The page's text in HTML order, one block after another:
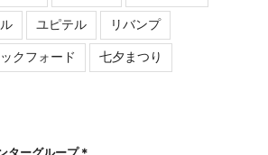
ユピテル リバンプ
クフォード 七夕まつり